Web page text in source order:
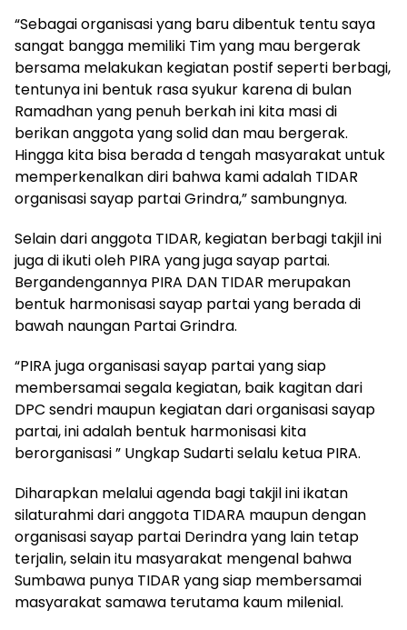
“Sebagai organisasi yang baru dibentuk tentu saya
sangat bangga memiliki Tim yang mau bergerak
bersama melakukan kegiatan postif seperti berbagi,
tentunya ini bentuk rasa syukur karena di bulan
Ramadhan yang penuh berkah ini kita masi di
berikan anggota yang solid dan mau bergerak.
Hingga kita bisa berada d tengah masyarakat untuk
memperkenalkan diri bahwa kami adalah TIDAR
organisasi sayap partai Grindra,” sambungnya.
Selain dari anggota TIDAR, kegiatan berbagi takjil ini
juga di ikuti oleh PIRA yang juga sayap partai.
Bergandengannya PIRA DAN TIDAR merupakan
bentuk harmonisasi sayap partai yang berada di
bawah naungan Partai Grindra.
“PIRA juga organisasi sayap partai yang siap
membersamai segala kegiatan, baik kagitan dari
DPC sendri maupun kegiatan dari organisasi sayap
partai, ini adalah bentuk harmonisasi kita
berorganisasi ” Ungkap Sudarti selalu ketua PIRA.
Diharapkan melalui agenda bagi takjil ini ikatan
silaturahmi dari anggota TIDARA maupun dengan
organisasi sayap partai Derindra yang lain tetap
terjalin, selain itu masyarakat mengenal bahwa
Sumbawa punya TIDAR yang siap membersamai
masyarakat samawa terutama kaum milenial.